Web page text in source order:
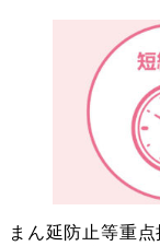
まん延防止等重